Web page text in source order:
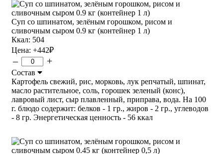
Суп со шпинатом, зелёным горошком, рисом и
сливочным сыром 0.9 кг (контейнер 1 л)
Ккал: 504
Цена: +442₽
– +
Состав
Картофель свежий, рис, морковь, лук репчатый, шпинат,
масло растительное, соль, горошек зеленый (конс),
лавровый лист, сыр плавленный, приправа, вода. На 100
г. блюдо содержит: белков - 1 гр., жиров - 2 гр., углеводов
- 8 гр. Энергетическая ценность - 56 ккал